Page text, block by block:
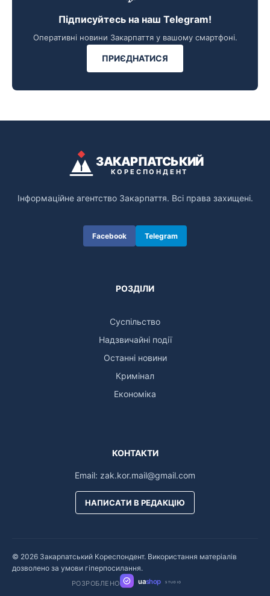
Підписуйтесь на наш Telegram!
Оперативні новини Закарпаття у вашому смартфоні.
ПРИЄДНАТИСЯ
ЗАКАРПАТСЬКИЙ
КОРЕСПОНДЕНТ
Інформаційне агентство Закарпаття. Всі права захищені.
Facebook Telegram
РОЗДІЛИ
Суспільство
Надзвичайні події
Останні новини
Кримінал
Економіка
КОНТАКТИ
Email: zak.kor.mail@gmail.com
НАПИСАТИ В РЕДАКЦІЮ
© 2026 Закарпатський Кореспондент. Використання матеріалів
дозволено за умови гіперпосилання.
РОЗРОБЛЕНО uashop STUDIO